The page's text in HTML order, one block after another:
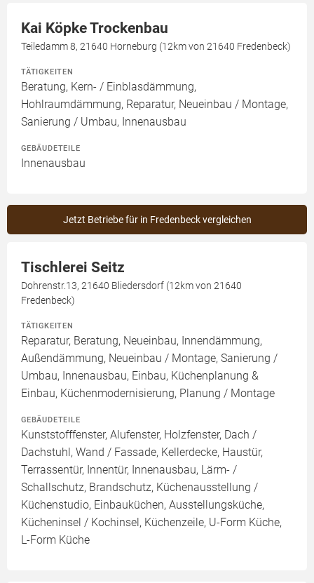
Kai Köpke Trockenbau
Teiledamm 8, 21640 Horneburg (12km von 21640 Fredenbeck)
TÄTIGKEITEN
Beratung, Kern- / Einblasdämmung,
Hohlraumdämmung, Reparatur, Neueinbau / Montage,
Sanierung / Umbau, Innenausbau
GEBÄUDETEILE
Innenausbau
Jetzt Betriebe für in Fredenbeck vergleichen
Tischlerei Seitz
Dohrenstr.13, 21640 Bliedersdorf (12km von 21640
Fredenbeck)
TÄTIGKEITEN
Reparatur, Beratung, Neueinbau, Innendämmung,
Außendämmung, Neueinbau / Montage, Sanierung /
Umbau, Innenausbau, Einbau, Küchenplanung &
Einbau, Küchenmodernisierung, Planung / Montage
GEBÄUDETEILE
Kunststofffenster, Alufenster, Holzfenster, Dach /
Dachstuhl, Wand / Fassade, Kellerdecke, Haustür,
Terrassentür, Innentür, Innenausbau, Lärm- /
Schallschutz, Brandschutz, Küchenausstellung /
Küchenstudio, Einbauküchen, Ausstellungsküche,
Kücheninsel / Kochinsel, Küchenzeile, U-Form Küche,
L-Form Küche